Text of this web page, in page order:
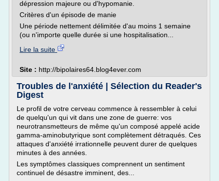
dépression majeure ou d'hypomanie.
Critères d'un épisode de manie
Une période nettement délimitée d'au moins 1 semaine
(ou n'importe quelle durée si une hospitalisation...
Lire la suite
Site : http://bipolaires64.blog4ever.com
Troubles de l'anxiété | Sélection du Reader's
Digest
Le profil de votre cerveau commence à ressembler à celui
de quelqu'un qui vit dans une zone de guerre: vos
neurotransmetteurs de même qu'un composé appelé acide
gamma-aminobutyrique sont complètement détraqués. Ces
attaques d'anxiété irrationnelle peuvent durer de quelques
minutes à des années.
Les symptômes classiques comprennent un sentiment
continuel de désastre imminent, des...